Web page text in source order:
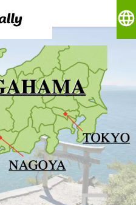
language